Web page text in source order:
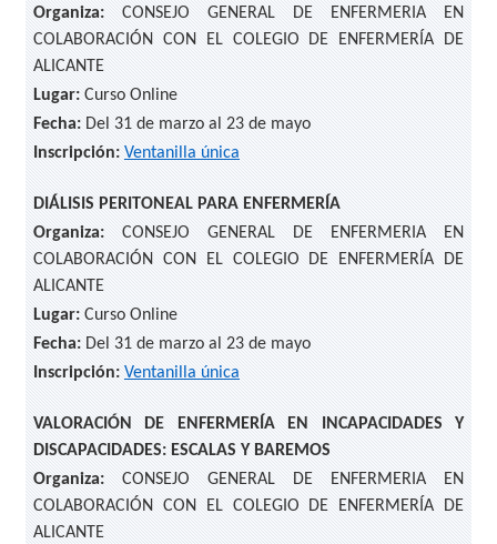
Organiza: CONSEJO GENERAL DE ENFERMERIA EN
COLABORACIÓN CON EL COLEGIO DE ENFERMERÍA DE
ALICANTE
Lugar: Curso Online
Fecha: Del 31 de marzo al 23 de mayo
Inscripción: Ventanilla única
DIÁLISIS PERITONEAL PARA ENFERMERÍA
Organiza: CONSEJO GENERAL DE ENFERMERIA EN
COLABORACIÓN CON EL COLEGIO DE ENFERMERÍA DE
ALICANTE
Lugar: Curso Online
Fecha: Del 31 de marzo al 23 de mayo
Inscripción: Ventanilla única
VALORACIÓN DE ENFERMERÍA EN INCAPACIDADES Y
DISCAPACIDADES: ESCALAS Y BAREMOS
Organiza: CONSEJO GENERAL DE ENFERMERIA EN
COLABORACIÓN CON EL COLEGIO DE ENFERMERÍA DE
ALICANTE